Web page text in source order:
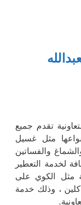
تقدم جميع
مثل غسيل
والفساتين
لخدمة التعطير
مثل الكوي على
، وذلك خدمة